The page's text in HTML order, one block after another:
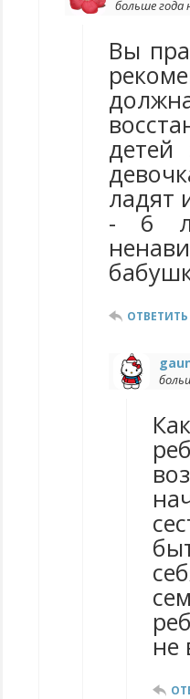
больше года
Вы
детей
ладят
- 6
ОТВЕТИТЬ
не